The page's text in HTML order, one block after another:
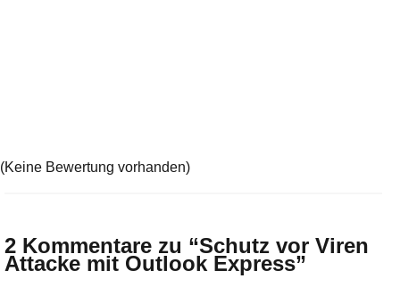
(Keine Bewertung vorhanden)
2 Kommentare zu “Schutz vor Viren
Attacke mit Outlook Express”